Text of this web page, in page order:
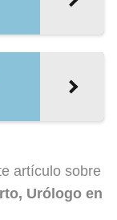
artículo sobre
Urólogo en